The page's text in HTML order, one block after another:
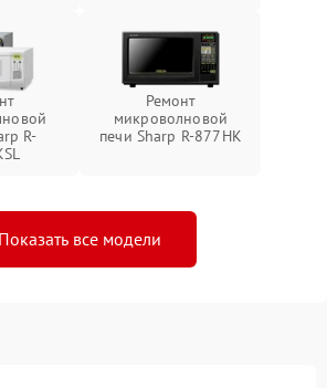
R-
Ремонт
микроволновой
печи Sharp R-877HK
Показать все модели